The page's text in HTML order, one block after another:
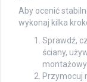
Aby ocenić
wykonaj kilka
Sprawdź,
ściany,
Przymocuj